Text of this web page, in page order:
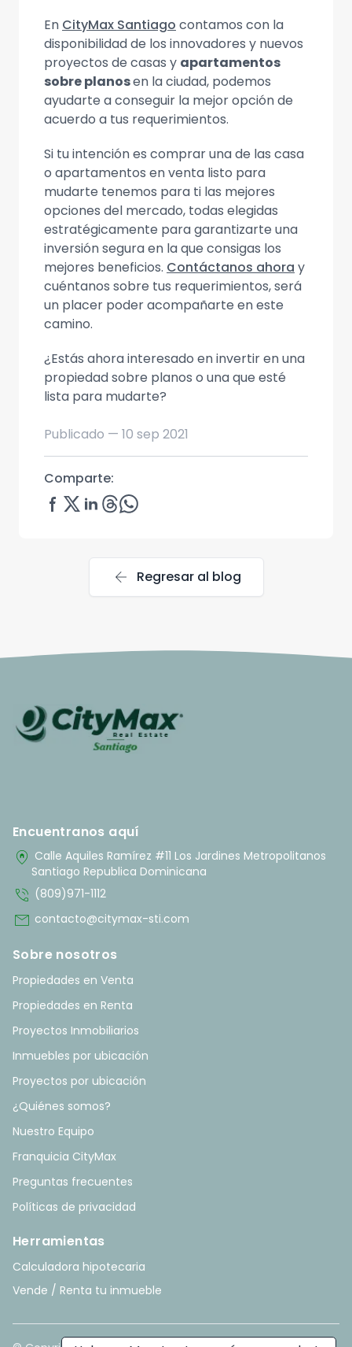
En CityMax Santiago contamos con la
disponibilidad de los innovadores y nuevos
proyectos de casas y apartamentos
sobre planosen la ciudad, podemos
ayudarte a conseguir la mejor opción de
acuerdo a tus requerimientos.
Si tu intención es comprar una de las casa
o apartamentos en venta listo para
mudarte tenemos para ti las mejores
opciones del mercado, todas elegidas
estratégicamente para garantizarte una
inversión segura en la que consigas los
mejores beneficios. Contáctanos ahora y
cuéntanos sobre tus requerimientos, será
un placer poder acompañarte en este
camino.
¿Estás ahora interesado en invertir en una
propiedad sobre planos o una que esté
lista para mudarte?
Publicado — 10 sep 2021
Comparte:
arrow_back Regresar al blog
Encuentranos aquí
home_pin Calle Aquiles Ramírez #11 Los Jardines Metropolitanos
Santiago Republica Dominicana
phone_in_talk (809)971-1112
mail contacto@citymax-sti.com
Sobre nosotros
Propiedades en Venta
Propiedades en Renta
Proyectos Inmobiliarios
Inmuebles por ubicación
Proyectos por ubicación
¿Quiénes somos?
Nuestro Equipo
Franquicia CityMax
Preguntas frecuentes
Políticas de privacidad
Herramientas
Calculadora hipotecaria
Vende / Renta tu inmueble